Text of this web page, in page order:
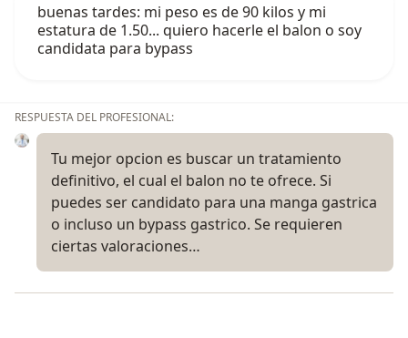
buenas tardes: mi peso es de 90 kilos y mi
estatura de 1.50... quiero hacerle el balon o soy
candidata para bypass
RESPUESTA DEL PROFESIONAL:
Tu mejor opcion es buscar un tratamiento
definitivo, el cual el balon no te ofrece. Si
puedes ser candidato para una manga gastrica
o incluso un bypass gastrico. Se requieren
ciertas valoraciones…